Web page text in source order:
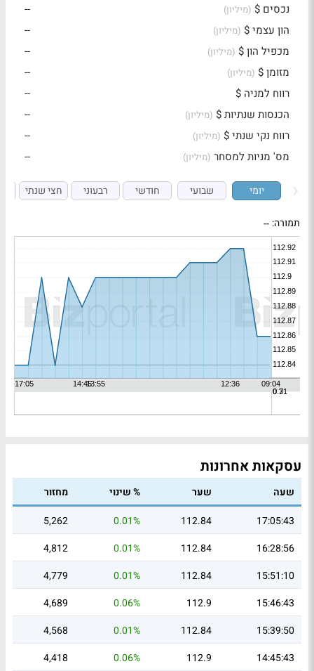
נכסים $ (מיליון)
--
הון עצמי $ (מיליון)
--
מכפיל הון $ (מיליון)
--
מזומן $ (מיליון)
--
רווח למניה $
--
הכנסות שנתיות $ (מיליון)
--
רווח נקי שנתי $ (מיליון)
--
מס' מניות למסחר (מיליון) --
יומי שבועי חודשי רבעוני חצי שנתי
תמורה: --
עסקאות אחרונות
שעה שער % שינוי
מחזור
17:05:43
112.84
0.01%
5,262
16:28:56
112.84
0.01%
4,812
15:51:10
112.84
0.01%
4,779
15:46:43
112.9
0.06%
4,689
15:39:50
112.84
0.01%
4,568
14:45:43
112.9
0.06%
4,418